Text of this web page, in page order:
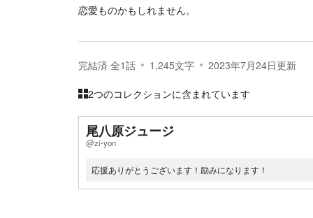
恋愛ものかもしれません。
完結済 全1話 1,245文字 2023年7月24日更新
2つのコレクションに含まれています
尾八原ジュージ
@zi-yon
応援ありがとうございます！励みになります！